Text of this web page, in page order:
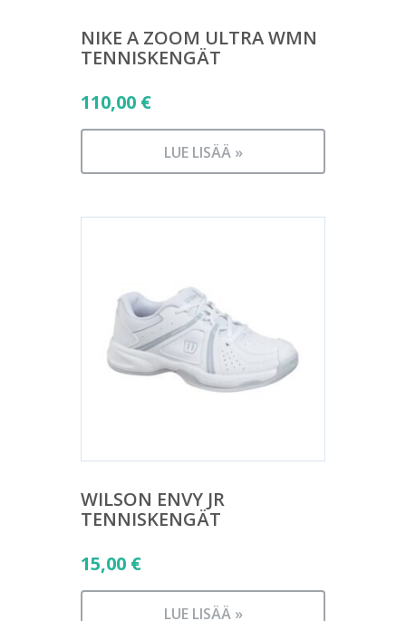
NIKE A ZOOM ULTRA WMN
TENNISKENGÄT
110,00 €
LUE LISÄÄ »
WILSON ENVY JR
TENNISKENGÄT
15,00 €
LUE LISÄÄ »